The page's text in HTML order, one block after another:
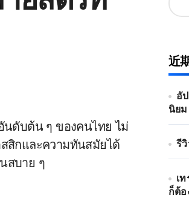
นดับต้น ๆ ของคนไทย ไม่
สิกและความทันสมัยได้
สบาย ๆ
近
อั
นิยม
รี
เ
ก็ต้อ